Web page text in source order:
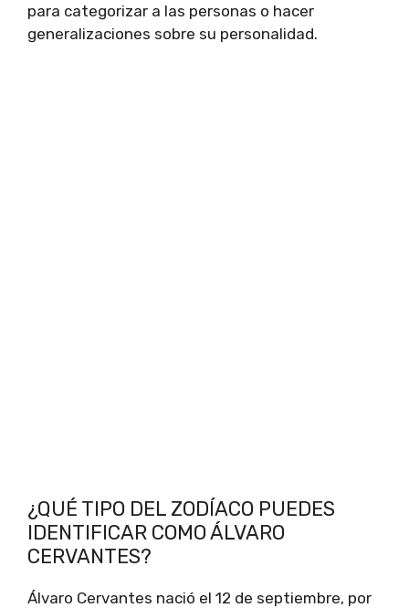
para categorizar a las personas o hacer
generalizaciones sobre su personalidad.
¿QUÉ TIPO DEL ZODÍACO PUEDES
IDENTIFICAR COMO ÁLVARO
CERVANTES?
Álvaro Cervantes nació el 12 de septiembre, por